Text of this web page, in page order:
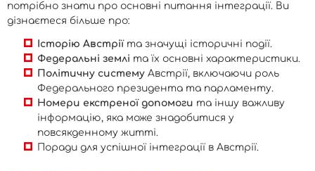
потрібно знати про основні питання інтеграції. Ви
дізнаєтеся більше про:
Історію Австріїта значущі історичні події.
Федеральні землі та їх основні характеристики.
Політичну систему Австрії, включаючи роль
Федерального президента та парламенту.
Номери екстреної допомоги та іншу важливу
інформацію, яка може знадобитися у
повсякденному житті.
Поради для успішної інтеграції в Австрії.